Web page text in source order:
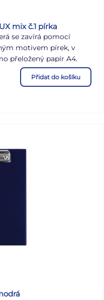
mix č.1 pírka
se zavírá pomocí
motivem pírek, v
přeložený papír A4.
třídění a ukládání
vždy pohromadě.
Přidat do košíku